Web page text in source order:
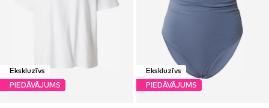
Ekskluzīvs
PIEDĀVĀJUMS
Ekskluzīvs
PIEDĀVĀJUMS